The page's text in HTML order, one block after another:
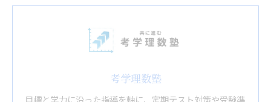
考学理数塾
目標と学力に沿った指導を軸に、定期テスト対策や受験準